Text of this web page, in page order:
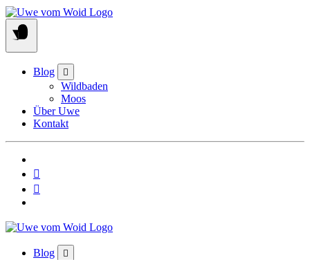
Skip
to
content
Blog
Wildbaden
Moos
Über Uwe
Kontakt
Blog